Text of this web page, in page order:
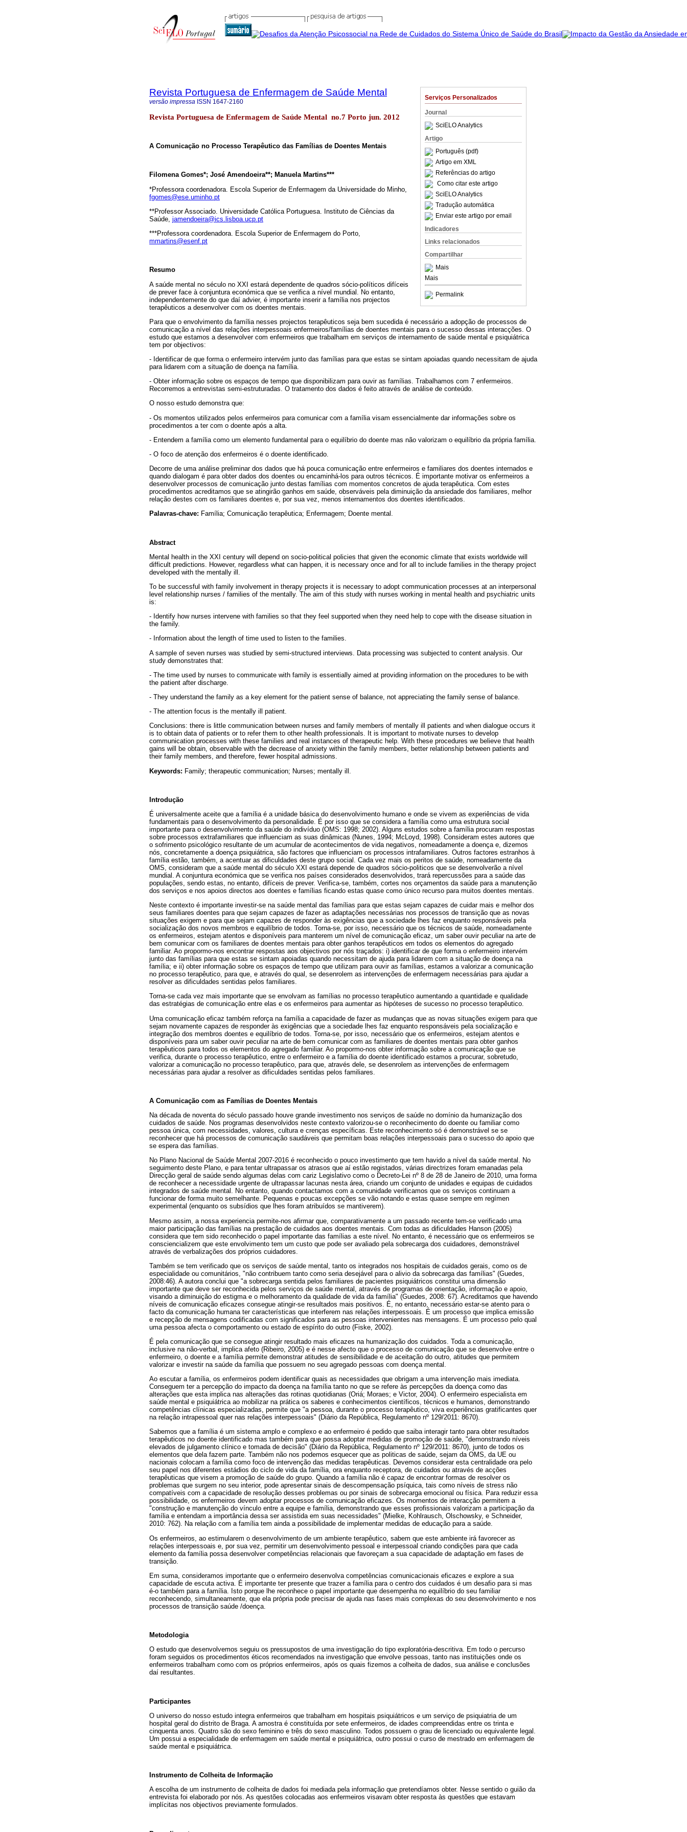
Serviços Personalizados
Journal
SciELO Analytics
Artigo
Português (pdf)
Artigo em XML
Referências do artigo
Como citar este artigo
SciELO Analytics
Tradução automática
Enviar este artigo por email
Indicadores
Links relacionados
Compartilhar
Mais
Mais
Permalink
Revista Portuguesa de Enfermagem de Saúde Mental
versão impressa ISSN 1647-2160
Revista Portuguesa de Enfermagem de Saúde Mental no.7 Porto jun. 2012
A Comunicação no Processo Terapêutico das Famílias de Doentes Mentais
Filomena Gomes*; José Amendoeira**; Manuela Martins***
*Professora coordenadora. Escola Superior de Enfermagem da Universidade do Minho,
fgomes@ese.uminho.pt
**Professor Associado. Universidade Católica Portuguesa. Instituto de Ciências da
Saúde, jamendoeira@ics.lisboa.ucp.pt
***Professora coordenadora. Escola Superior de Enfermagem do Porto,
mmartins@esenf.pt
Resumo
A saúde mental no século no XXI estará dependente de quadros sócio-políticos difíceis
de prever face à conjuntura económica que se verifica a nível mundial. No entanto,
independentemente do que daí advier, é importante inserir a família nos projectos
terapêuticos a desenvolver com os doentes mentais.
Para que o envolvimento da família nesses projectos terapêuticos seja bem sucedida é necessário a adopção de processos de
comunicação a nível das relações interpessoais enfermeiros/famílias de doentes mentais para o sucesso dessas interacções. O
estudo que estamos a desenvolver com enfermeiros que trabalham em serviços de internamento de saúde mental e psiquiátrica
tem por objectivos:
- Identificar de que forma o enfermeiro intervém junto das famílias para que estas se sintam apoiadas quando necessitam de ajuda
para lidarem com a situação de doença na família.
- Obter informação sobre os espaços de tempo que disponibilizam para ouvir as famílias. Trabalhamos com 7 enfermeiros.
Recorremos a entrevistas semi-estruturadas. O tratamento dos dados é feito através de análise de conteúdo.
O nosso estudo demonstra que:
- Os momentos utilizados pelos enfermeiros para comunicar com a família visam essencialmente dar informações sobre os
procedimentos a ter com o doente após a alta.
- Entendem a família como um elemento fundamental para o equilíbrio do doente mas não valorizam o equilíbrio da própria família.
- O foco de atenção dos enfermeiros é o doente identificado.
Decorre de uma análise preliminar dos dados que há pouca comunicação entre enfermeiros e familiares dos doentes internados e
quando dialogam é para obter dados dos doentes ou encaminhá-los para outros técnicos. É importante motivar os enfermeiros a
desenvolver processos de comunicação junto destas famílias com momentos concretos de ajuda terapêutica. Com estes
procedimentos acreditamos que se atingirão ganhos em saúde, observáveis pela diminuição da ansiedade dos familiares, melhor
relação destes com os familiares doentes e, por sua vez, menos internamentos dos doentes identificados.
Palavras-chave: Família; Comunicação terapêutica; Enfermagem; Doente mental.
Abstract
Mental health in the XXI century will depend on socio-political policies that given the economic climate that exists worldwide will
difficult predictions. However, regardless what can happen, it is necessary once and for all to include families in the therapy project
developed with the mentally ill.
To be successful with family involvement in therapy projects it is necessary to adopt communication processes at an interpersonal
level relationship nurses / families of the mentally. The aim of this study with nurses working in mental health and psychiatric units
is:
- Identify how nurses intervene with families so that they feel supported when they need help to cope with the disease situation in
the family.
- Information about the length of time used to listen to the families.
A sample of seven nurses was studied by semi-structured interviews. Data processing was subjected to content analysis. Our
study demonstrates that:
- The time used by nurses to communicate with family is essentially aimed at providing information on the procedures to be with
the patient after discharge.
- They understand the family as a key element for the patient sense of balance, not appreciating the family sense of balance.
- The attention focus is the mentally ill patient.
Conclusions: there is little communication between nurses and family members of mentally ill patients and when dialogue occurs it
is to obtain data of patients or to refer them to other health professionals. It is important to motivate nurses to develop
communication processes with these families and real instances of therapeutic help. With these procedures we believe that health
gains will be obtain, observable with the decrease of anxiety within the family members, better relationship between patients and
their family members, and therefore, fewer hospital admissions.
Keywords: Family; therapeutic communication; Nurses; mentally ill.
Introdução
É universalmente aceite que a família é a unidade básica do desenvolvimento humano e onde se vivem as experiências de vida
fundamentais para o desenvolvimento da personalidade. É por isso que se considera a família como uma estrutura social
importante para o desenvolvimento da saúde do indivíduo (OMS: 1998; 2002). Alguns estudos sobre a família procuram respostas
sobre processos extrafamiliares que influenciam as suas dinâmicas (Nunes, 1994; McLoyd, 1998). Consideram estes autores que
o sofrimento psicológico resultante de um acumular de acontecimentos de vida negativos, nomeadamente a doença e, dizemos
nós, concretamente a doença psiquiátrica, são factores que influenciam os processos intrafamiliares. Outros factores estranhos à
família estão, também, a acentuar as dificuldades deste grupo social. Cada vez mais os peritos de saúde, nomeadamente da
OMS, consideram que a saúde mental do século XXI estará depende de quadros sócio-politicos que se desenvolverão a nível
mundial. A conjuntura económica que se verifica nos países considerados desenvolvidos, trará repercussões para a saúde das
populações, sendo estas, no entanto, difíceis de prever. Verifica-se, também, cortes nos orçamentos da saúde para a manutenção
dos serviços e nos apoios directos aos doentes e famílias ficando estas quase como único recurso para muitos doentes mentais.
Neste contexto é importante investir-se na saúde mental das famílias para que estas sejam capazes de cuidar mais e melhor dos
seus familiares doentes para que sejam capazes de fazer as adaptações necessárias nos processos de transição que as novas
situações exigem e para que sejam capazes de responder às exigências que a sociedade lhes faz enquanto responsáveis pela
socialização dos novos membros e equilíbrio de todos. Torna-se, por isso, necessário que os técnicos de saúde, nomeadamente
os enfermeiros, estejam atentos e disponíveis para manterem um nível de comunicação eficaz, um saber ouvir peculiar na arte de
bem comunicar com os familiares de doentes mentais para obter ganhos terapêuticos em todos os elementos do agregado
familiar. Ao propormo-nos encontrar respostas aos objectivos por nós traçados: i) identificar de que forma o enfermeiro intervém
junto das famílias para que estas se sintam apoiadas quando necessitam de ajuda para lidarem com a situação de doença na
família; e ii) obter informação sobre os espaços de tempo que utilizam para ouvir as famílias, estamos a valorizar a comunicação
no processo terapêutico, para que, e através do qual, se desenrolem as intervenções de enfermagem necessárias para ajudar a
resolver as dificuldades sentidas pelos familiares.
Torna-se cada vez mais importante que se envolvam as famílias no processo terapêutico aumentando a quantidade e qualidade
das estratégias de comunicação entre elas e os enfermeiros para aumentar as hipóteses de sucesso no processo terapêutico.
Uma comunicação eficaz também reforça na família a capacidade de fazer as mudanças que as novas situações exigem para que
sejam novamente capazes de responder às exigências que a sociedade lhes faz enquanto responsáveis pela socialização e
integração dos membros doentes e equilíbrio de todos. Torna-se, por isso, necessário que os enfermeiros, estejam atentos e
disponíveis para um saber ouvir peculiar na arte de bem comunicar com as familiares de doentes mentais para obter ganhos
terapêuticos para todos os elementos do agregado familiar. Ao propormo-nos obter informação sobre a comunicação que se
verifica, durante o processo terapêutico, entre o enfermeiro e a família do doente identificado estamos a procurar, sobretudo,
valorizar a comunicação no processo terapêutico, para que, através dele, se desenrolem as intervenções de enfermagem
necessárias para ajudar a resolver as dificuldades sentidas pelos familiares.
A Comunicação com as Famílias de Doentes Mentais
Na década de noventa do século passado houve grande investimento nos serviços de saúde no domínio da humanização dos
cuidados de saúde. Nos programas desenvolvidos neste contexto valorizou-se o reconhecimento do doente ou familiar como
pessoa única, com necessidades, valores, cultura e crenças específicas. Este reconhecimento só é demonstrável se se
reconhecer que há processos de comunicação saudáveis que permitam boas relações interpessoais para o sucesso do apoio que
se espera das famílias.
No Plano Nacional de Saúde Mental 2007-2016 é reconhecido o pouco investimento que tem havido a nível da saúde mental. No
seguimento deste Plano, e para tentar ultrapassar os atrasos que aí estão registados, várias directrizes foram emanadas pela
Direcção geral de saúde sendo algumas delas com cariz Legislativo como o Decreto-Lei nº 8 de 28 de Janeiro de 2010, uma forma
de reconhecer a necessidade urgente de ultrapassar lacunas nesta área, criando um conjunto de unidades e equipas de cuidados
integrados de saúde mental. No entanto, quando contactamos com a comunidade verificamos que os serviços continuam a
funcionar de forma muito semelhante. Pequenas e poucas excepções se vão notando e estas quase sempre em regímen
experimental (enquanto os subsídios que lhes foram atribuídos se mantiverem).
Mesmo assim, a nossa experiencia permite-nos afirmar que, comparativamente a um passado recente tem-se verificado uma
maior participação das famílias na prestação de cuidados aos doentes mentais. Com todas as dificuldades Hanson (2005)
considera que tem sido reconhecido o papel importante das famílias a este nível. No entanto, é necessário que os enfermeiros se
consciencializem que este envolvimento tem um custo que pode ser avaliado pela sobrecarga dos cuidadores, demonstrável
através de verbalizações dos próprios cuidadores.
Também se tem verificado que os serviços de saúde mental, tanto os integrados nos hospitais de cuidados gerais, como os de
especialidade ou comunitários, "não contribuem tanto como seria desejável para o alivio da sobrecarga das famílias" (Guedes,
2008:46). A autora conclui que "a sobrecarga sentida pelos familiares de pacientes psiquiátricos constitui uma dimensão
importante que deve ser reconhecida pelos serviços de saúde mental, através de programas de orientação, informação e apoio,
visando a diminuição do estigma e o melhoramento da qualidade de vida da família" (Guedes, 2008: 67). Acreditamos que havendo
níveis de comunicação eficazes consegue atingir-se resultados mais positivos. É, no entanto, necessário estar-se atento para o
facto da comunicação humana ter características que interferem nas relações interpessoais. É um processo que implica emissão
e recepção de mensagens codificadas com significados para as pessoas intervenientes nas mensagens. É um processo pelo qual
uma pessoa afecta o comportamento ou estado de espírito do outro (Fiske, 2002).
É pela comunicação que se consegue atingir resultado mais eficazes na humanização dos cuidados. Toda a comunicação,
inclusive na não-verbal, implica afeto (Ribeiro, 2005) e é nesse afecto que o processo de comunicação que se desenvolve entre o
enfermeiro, o doente e a família permite demonstrar atitudes de sensibilidade e de aceitação do outro, atitudes que permitem
valorizar e investir na saúde da família que possuem no seu agregado pessoas com doença mental.
Ao escutar a família, os enfermeiros podem identificar quais as necessidades que obrigam a uma intervenção mais imediata.
Conseguem ter a percepção do impacto da doença na família tanto no que se refere às percepções da doença como das
alterações que esta implica nas alterações das rotinas quotidianas (Oriá; Moraes; e Victor, 2004). O enfermeiro especialista em
saúde mental e psiquiátrica ao mobilizar na prática os saberes e conhecimentos científicos, técnicos e humanos, demonstrando
competências clínicas especializadas, permite que "a pessoa, durante o processo terapêutico, viva experiências gratificantes quer
na relação intrapessoal quer nas relações interpessoais" (Diário da República, Regulamento nº 129/2011: 8670).
Sabemos que a família é um sistema amplo e complexo e ao enfermeiro é pedido que saiba interagir tanto para obter resultados
terapêuticos no doente identificado mas também para que possa adoptar medidas de promoção de saúde, "demonstrando níveis
elevados de julgamento clínico e tomada de decisão" (Diário da República, Regulamento nº 129/2011: 8670), junto de todos os
elementos que dela fazem parte. Também não nos podemos esquecer que as politicas de saúde, sejam da OMS, da UE ou
nacionais colocam a família como foco de intervenção das medidas terapêuticas. Devemos considerar esta centralidade ora pelo
seu papel nos diferentes estádios do ciclo de vida da família, ora enquanto receptora, de cuidados ou através de acções
terapêuticas que visem a promoção de saúde do grupo. Quando a família não é capaz de encontrar formas de resolver os
problemas que surgem no seu interior, pode apresentar sinais de descompensação psíquica, tais como níveis de stress não
compatíveis com a capacidade de resolução desses problemas ou por sinais de sobrecarga emocional ou física. Para reduzir essa
possibilidade, os enfermeiros devem adoptar processos de comunicação eficazes. Os momentos de interacção permitem a
"construção e manutenção do vínculo entre a equipe e família, demonstrando que esses profissionais valorizam a participação da
família e entendam a importância dessa ser assistida em suas necessidades" (Mielke, Kohlrausch, Olschowsky, e Schneider,
2010: 762). Na relação com a família tem ainda a possibilidade de implementar medidas de educação para a saúde.
Os enfermeiros, ao estimularem o desenvolvimento de um ambiente terapêutico, sabem que este ambiente irá favorecer as
relações interpessoais e, por sua vez, permitir um desenvolvimento pessoal e interpessoal criando condições para que cada
elemento da família possa desenvolver competências relacionais que favoreçam a sua capacidade de adaptação em fases de
transição.
Em suma, consideramos importante que o enfermeiro desenvolva competências comunicacionais eficazes e explore a sua
capacidade de escuta activa. É importante ter presente que trazer a família para o centro dos cuidados é um desafio para si mas
é-o também para a família. Isto porque lhe reconhece o papel importante que desempenha no equilíbrio do seu familiar
reconhecendo, simultaneamente, que ela própria pode precisar de ajuda nas fases mais complexas do seu desenvolvimento e nos
processos de transição saúde /doença.
Metodologia
O estudo que desenvolvemos seguiu os pressupostos de uma investigação do tipo exploratória-descritiva. Em todo o percurso
foram seguidos os procedimentos éticos recomendados na investigação que envolve pessoas, tanto nas instituições onde os
enfermeiros trabalham como com os próprios enfermeiros, após os quais fizemos a colheita de dados, sua análise e conclusões
daí resultantes.
Participantes
O universo do nosso estudo integra enfermeiros que trabalham em hospitais psiquiátricos e um serviço de psiquiatria de um
hospital geral do distrito de Braga. A amostra é constituída por sete enfermeiros, de idades compreendidas entre os trinta e
cinquenta anos. Quatro são do sexo feminino e três do sexo masculino. Todos possuem o grau de licenciado ou equivalente legal.
Um possui a especialidade de enfermagem em saúde mental e psiquiátrica, outro possui o curso de mestrado em enfermagem de
saúde mental e psiquiátrica.
Instrumento de Colheita de Informação
A escolha de um instrumento de colheita de dados foi mediada pela informação que pretendíamos obter. Nesse sentido o guião da
entrevista foi elaborado por nós. As questões colocadas aos enfermeiros visavam obter resposta às questões que estavam
implícitas nos objectivos previamente formulados.